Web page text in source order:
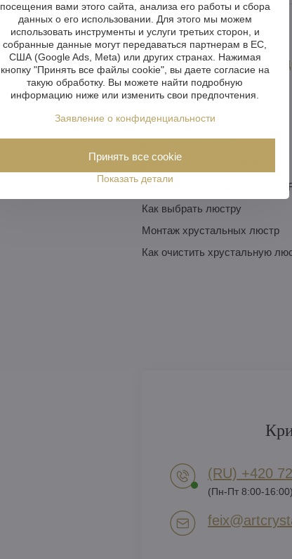
Вдохновение и
Фотогалерея
Видеогалерея
Каталог роскошных люстр
Как выбрать люстру
Монтаж хрустальных люстр
Как очистить хрустальную
(RU) +420
(Пн-Пт 8:00-16:00)
посещения вами этого сайта, анализа его работы и сбора
данных о его использовании. Для этого мы можем
использовать инструменты и услуги третьих сторон, и
собранные данные могут передаваться партнерам в ЕС,
США (Google Ads, Meta) или других странах. Нажимая
кнопку "Принять все файлы cookie", вы даете согласие на
такую обработку. Вы можете найти подробную
информацию ниже или изменить свои предпочтения.
Заявление о конфиденциальности
Показать детали
Принять все cookie